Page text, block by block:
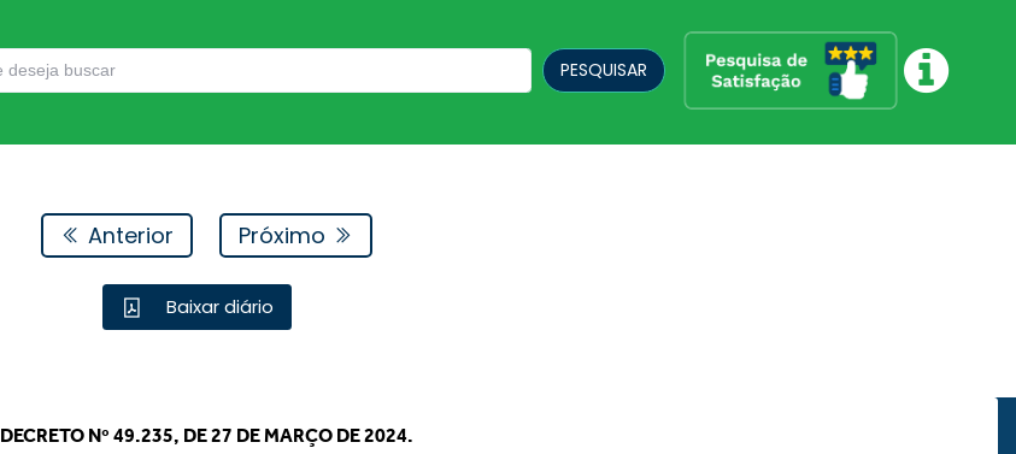
PESQUISAR
Anterior
Próximo
Baixar diário
DECRETO Nº 49.235, DE 27 DE MARÇO DE 2024.